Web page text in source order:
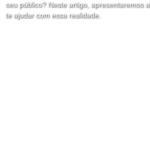
seu público? Neste artigo, apresentaremos
te ajudar com essa realidade.